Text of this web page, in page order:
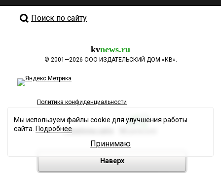
Поиск по сайту
kvnews.ru
© 2001—2026 ООО ИЗДАТЕЛЬСКИЙ ДОМ «КВ».
Политика конфиденциальности
Разработка сайта
Наверх
Мы используем файлы cookie для улучшения работы
сайта. Подробнее
Принимаю